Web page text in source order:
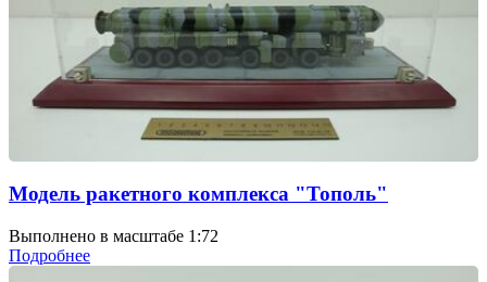
Модель ракетного комплекса "Тополь"
Выполнено в масштабе 1:72
Подробнее